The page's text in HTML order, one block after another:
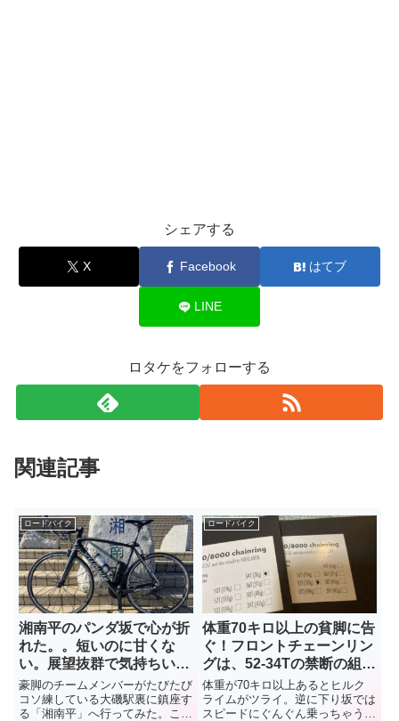
シェアする
X Facebook はてブ
LINE
ロタケをフォローする
関連記事
ロードバイク
湘南平のパンダ坂で心が折
れた。。短いのに甘くな
い。展望抜群で気持ちいい
けど、おかわりはムリ！
豪脚のチームメンバーがたびたび
コソ練している大磯駅裏に鎮座す
る「湘南平」へ行ってみた。この
ロードバイク
体重70キロ以上の貧脚に告
ぐ！フロントチェーンリン
グは、52-34Tの禁断の組み
合わせがおすすめ！
体重が70キロ以上あるとヒルク
ライムがツライ。逆に下り坂では
スピードにぐんぐん乗っちゃう。